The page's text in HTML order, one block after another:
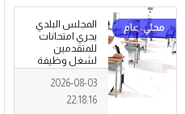
المجلس البلدي
يجري امتحانات
للمتقدمين
لشغل وظيفة
مختار محلة .
2026-08-03
22:18:16